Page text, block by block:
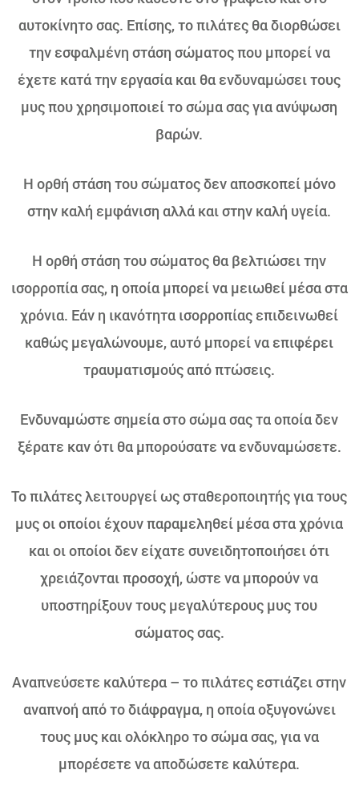
αυτοκίνητο σας. Επίσης, το πιλάτες θα διορθώσει
την εσφαλμένη στάση σώματος που μπορεί να
έχετε κατά την εργασία και θα ενδυναμώσει τους
μυς που χρησιμοποιεί το σώμα σας για ανύψωση
βαρών.
Η ορθή στάση του σώματος δεν αποσκοπεί μόνο
στην καλή εμφάνιση αλλά και στην καλή υγεία.
Η ορθή στάση του σώματος θα βελτιώσει την
ισορροπία σας, η οποία μπορεί να μειωθεί μέσα στα
χρόνια. Εάν η ικανότητα ισορροπίας επιδεινωθεί
καθώς μεγαλώνουμε, αυτό μπορεί να επιφέρει
τραυματισμούς από πτώσεις.
Ενδυναμώστε σημεία στο σώμα σας τα οποία δεν
ξέρατε καν ότι θα μπορούσατε να ενδυναμώσετε.
Το πιλάτες λειτουργεί ως σταθεροποιητής για τους
μυς οι οποίοι έχουν παραμεληθεί μέσα στα χρόνια
και οι οποίοι δεν είχατε συνειδητοποιήσει ότι
χρειάζονται προσοχή, ώστε να μπορούν να
υποστηρίξουν τους μεγαλύτερους μυς του
σώματος σας.
Αναπνεύσετε καλύτερα – το πιλάτες εστιάζει στην
αναπνοή από το διάφραγμα, η οποία οξυγονώνει
τους μυς και ολόκληρο το σώμα σας, για να
μπορέσετε να αποδώσετε καλύτερα.